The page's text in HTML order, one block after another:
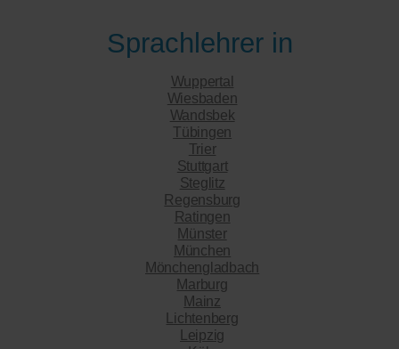
Sprachlehrer in
Wuppertal
Wiesbaden
Wandsbek
Tübingen
Trier
Stuttgart
Steglitz
Regensburg
Ratingen
Münster
München
Mönchengladbach
Marburg
Mainz
Lichtenberg
Leipzig